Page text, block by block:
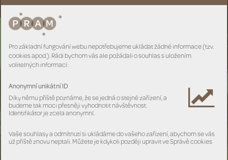
Pro základní fungování webu nepotřebujeme ukládat žádné informace (tzv.
cookies apod.). Rádi bychom vás ale požádali o souhlas s uložením
volitelných informací:
Anonymní unikátní ID
Díky němu příště poznáme, že se jedná o stejné zařízení, a
budeme tak moci přesněji vyhodnotit návštěvnost.
Identifikátor je zcela anonymní.
Vaše souhlasy a odmítnutí si ukládáme do vašeho zařízení, abychom se vás
už příště znovu neptali. Můžete je kdykoli později upravit ve Správě cookies